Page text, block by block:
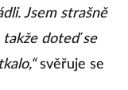
Jsem strašně
takže doteď se
svěřuje se